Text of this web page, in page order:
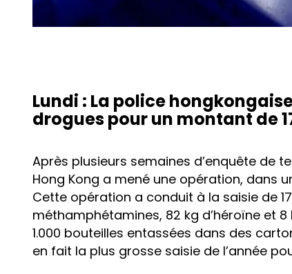
Lundi : La police
drogues pour un montant de
Après plusieurs semaines d’enquête de
Hong Kong a mené une opération, dans
Cette opération a conduit à la saisie de
méthamphétamines, 82 kg d’héroïne et
1.000 bouteilles entassées dans des
en fait la plus grosse saisie de l’année